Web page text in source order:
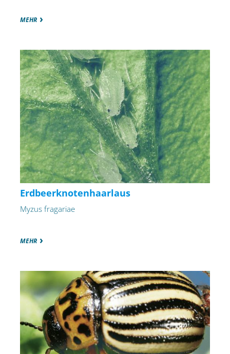
MEHR
Erdbeerknotenhaarlaus
Myzus fragariae
MEHR